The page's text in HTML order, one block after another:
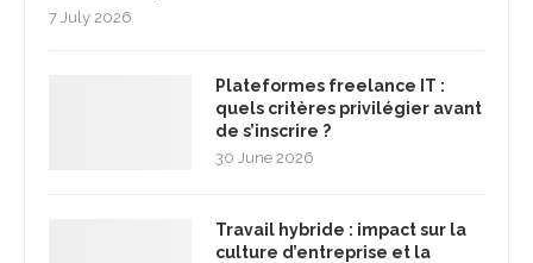
7 July 2026
Plateformes freelance IT :
quels critères privilégier avant
de s’inscrire ?
30 June 2026
Travail hybride : impact sur la
culture d’entreprise et la